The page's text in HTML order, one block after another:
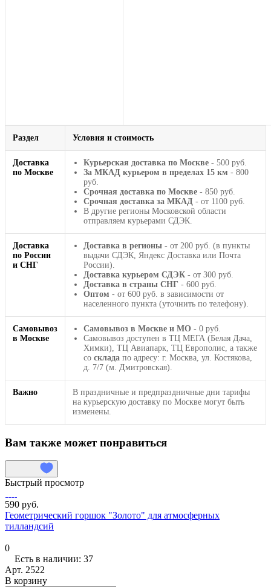
Раздел Условия и стоимость
Доставка
по Москве
Курьерская доставка по Москве - 500 руб.
За МКАД курьером в пределах 15 км - 800
руб.
Срочная доставка по Москве - 850 руб.
Срочная доставка за МКАД - от 1100 руб.
В другие регионы Московской области
отправляем курьерами СДЭК.
Доставка
по России
и СНГ
Доставка в регионы - от 200 руб. (в пункты
выдачи СДЭК, Яндекс Доставка или Почта
России).
Доставка курьером СДЭК - от 300 руб.
Доставка в страны СНГ - 600 руб.
Оптом - от 600 руб. в зависимости от
населенного пункта (уточнить по телефону).
Самовывоз
в Москве
Самовывоз в Москве и МО - 0 руб.
Самовывоз доступен в ТЦ МЕГА (Белая Дача,
Химки), ТЦ Авиапарк, ТЦ Европолис, а также
со склада по адресу: г. Москва, ул. Костякова,
д. 7/7 (м. Дмитровская).
Важно
В праздничные и предпраздничные дни тарифы
на курьерскую доставку по Москве могут быть
изменены.
Вам также может понравиться
Быстрый просмотр
590 руб.
Геометрический горшок "Золото" для атмосферных
тилландсий
0
Есть в наличии: 37
Арт. 2522
В корзину